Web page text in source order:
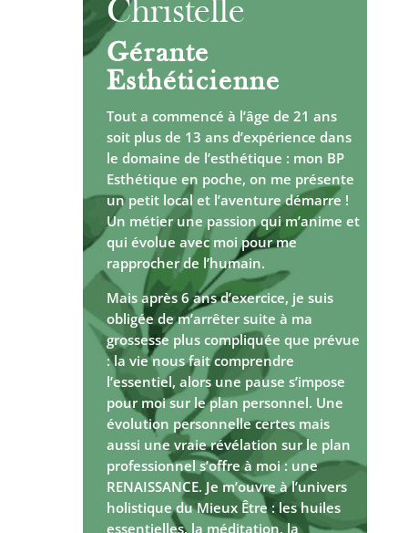
Christelle
Gérante
Esthéticienne
Tout a commencé à l’âge de 21 ans
soit plus de 13 ans d’expérience dans
le domaine de l’esthétique : mon BP
Esthétique en poche, on me présente
un petit local et l’aventure démarre !
Un métier une passion qui m’anime et
qui évolue avec moi pour me
rapprocher de l’humain.
Mais après 6 ans d’exercice, je suis
obligée de m’arrêter suite à ma
grossesse plus compliquée que prévue
: la vie nous fait comprendre
l’essentiel, alors une pause s’impose
pour moi sur le plan personnel. Une
évolution personnelle certes mais
aussi une vraie révélation sur le plan
professionnel s’offre à moi : une
RENAISSANCE. Je m’ouvre à l’univers
holistique du Mieux Être : les huiles
essentielles, la méditation, la